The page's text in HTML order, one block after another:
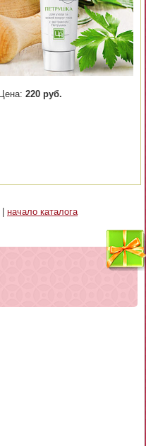
Цена: 220 руб.
| начало каталога